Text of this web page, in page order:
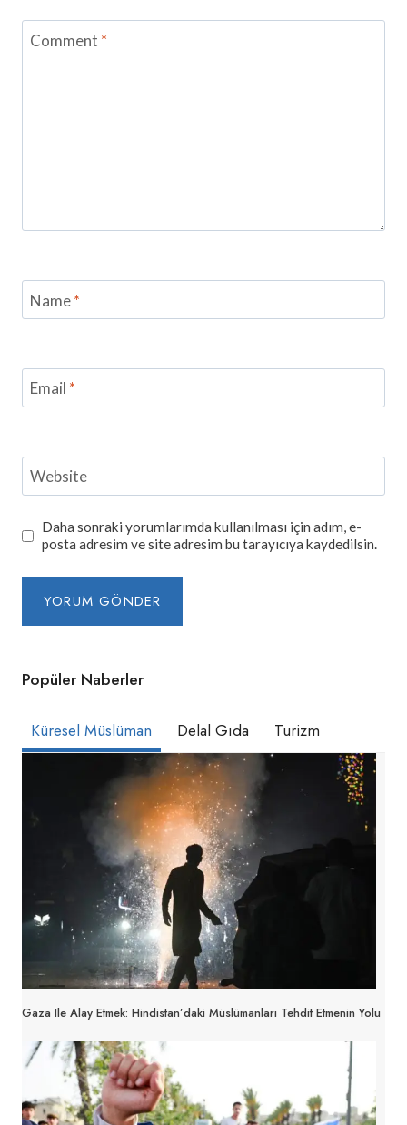
Comment *
Name*
Email *
Website
Daha sonraki yorumlarımda kullanılması için adım, e-
posta adresim ve site adresim bu tarayıcıya kaydedilsin.
Popüler Naberler
Küresel Müslüman Delal Gıda Turizm
Gaza Ile Alay Etmek: Hindistan’daki Müslümanları Tehdit Etmenin Yolu